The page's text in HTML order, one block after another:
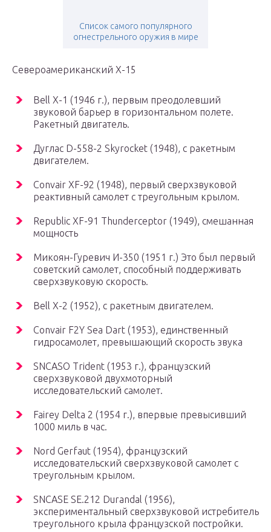
Список самого популярного
огнестрельного оружия в мире
Североамериканский X-15
Bell X-1 (1946 г.), первым преодолевший
звуковой барьер в горизонтальном полете.
Ракетный двигатель.
Дуглас D-558-2 Skyrocket (1948), с ракетным
двигателем.
Convair XF-92 (1948), первый сверхзвуковой
реактивный самолет с треугольным крылом.
Republic XF-91 Thunderceptor (1949), смешанная
мощность
Микоян-Гуревич И-350 (1951 г.) Это был первый
советский самолет, способный поддерживать
сверхзвуковую скорость.
Bell X-2 (1952), с ракетным двигателем.
Convair F2Y Sea Dart (1953), единственный
гидросамолет, превышающий скорость звука
SNCASO Trident (1953 г.), французский
сверхзвуковой двухмоторный
исследовательский самолет.
Fairey Delta 2 (1954 г.), впервые превысивший
1000 миль в час.
Nord Gerfaut (1954), французский
исследовательский сверхзвуковой самолет с
треугольным крылом.
SNCASE SE.212 Durandal (1956),
экспериментальный сверхзвуковой истребитель
треугольного крыла французской постройки.